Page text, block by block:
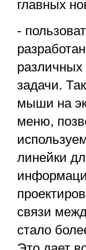
главных
-
различных
задачи.
мыши на
меню,
линейки
связи
стало